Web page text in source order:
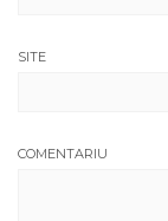
SITE
COMENTARIU